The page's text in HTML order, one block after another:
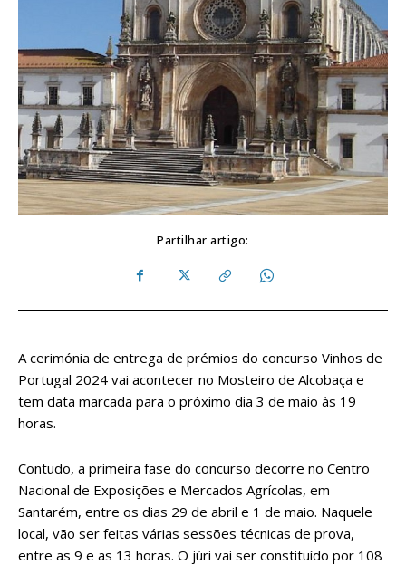
Partilhar artigo:
A cerimónia de entrega de prémios do concurso Vinhos de
Portugal 2024 vai acontecer no Mosteiro de Alcobaça e
tem data marcada para o próximo dia 3 de maio às 19
horas.
Contudo, a primeira fase do concurso decorre no Centro
Nacional de Exposições e Mercados Agrícolas, em
Santarém, entre os dias 29 de abril e 1 de maio. Naquele
local, vão ser feitas várias sessões técnicas de prova,
entre as 9 e as 13 horas. O júri vai ser constituído por 108